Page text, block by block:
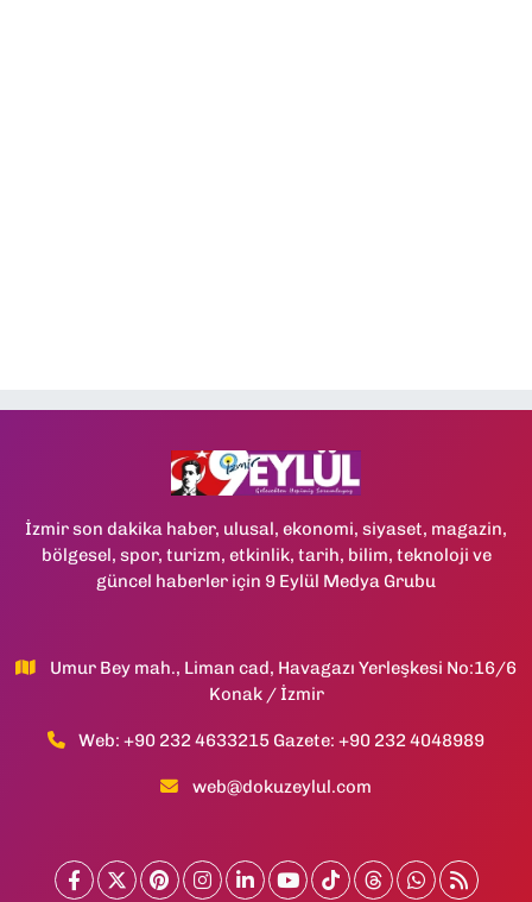
İzmir son dakika haber, ulusal, ekonomi, siyaset, magazin,
bölgesel, spor, turizm, etkinlik, tarih, bilim, teknoloji ve
güncel haberler için 9 Eylül Medya Grubu
Umur Bey mah., Liman cad, Havagazı Yerleşkesi No:16/6
Konak / İzmir
Web: +90 232 4633215 Gazete: +90 232 4048989
web@dokuzeylul.com